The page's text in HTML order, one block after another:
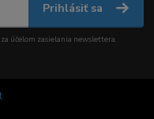
Prihlásiť sa
za účelom zasielania newslettera.